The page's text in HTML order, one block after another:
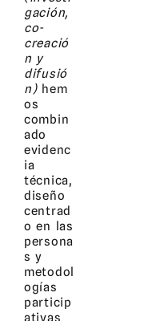
gación,
co-
creació
n y
difusió
n)hem
os
combin
ado
evidenc
ia
técnica,
diseño
centrad
o en las
persona
s y
metodol
ogías
particip
ativas